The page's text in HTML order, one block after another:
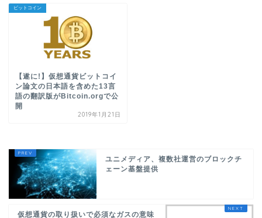
ビットコイン
【遂に!】仮想通貨ビットコイ
ン論文の日本語を含めた13言
語の翻訳版がBitcoin.orgで公
開
2019年1月21日
ユニメディア、複数社運営のブロックチ
ェーン基盤提供
仮想通貨の取り扱いで必須なガスの意味